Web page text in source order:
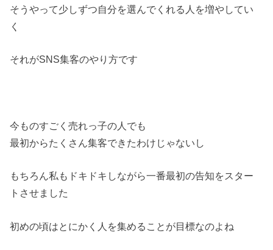
そうやって少しずつ自分を選んでくれる人を増やしてい
く
それがSNS集客のやり方です
今ものすごく売れっ子の人でも
最初からたくさん集客できたわけじゃないし
もちろん私もドキドキしながら一番最初の告知をスター
トさせました
初めの頃はとにかく人を集めることが目標なのよね